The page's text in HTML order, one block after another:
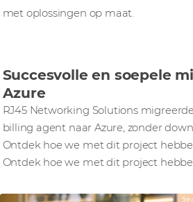
met oplossingen op maat.
Succesvolle en soepele
Azure
RJ45 Networking Solutions
billing agent naar Azure, zonder
Ontdek hoe we met dit project
Ontdek hoe we met dit project